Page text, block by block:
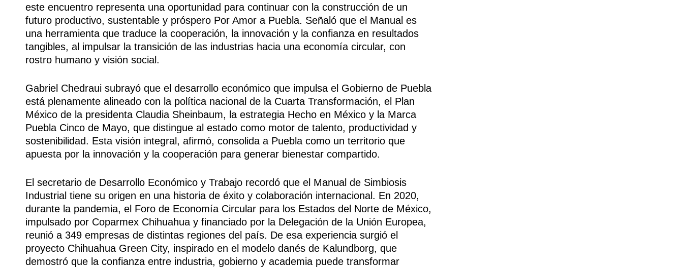
este encuentro representa una oportunidad para continuar con la construcción de un
futuro productivo, sustentable y próspero Por Amor a Puebla. Señaló que el Manual es
una herramienta que traduce la cooperación, la innovación y la confianza en resultados
tangibles, al impulsar la transición de las industrias hacia una economía circular, con
rostro humano y visión social.
Gabriel Chedraui subrayó que el desarrollo económico que impulsa el Gobierno de Puebla
está plenamente alineado con la política nacional de la Cuarta Transformación, el Plan
México de la presidenta Claudia Sheinbaum, la estrategia Hecho en México y la Marca
Puebla Cinco de Mayo, que distingue al estado como motor de talento, productividad y
sostenibilidad. Esta visión integral, afirmó, consolida a Puebla como un territorio que
apuesta por la innovación y la cooperación para generar bienestar compartido.
El secretario de Desarrollo Económico y Trabajo recordó que el Manual de Simbiosis
Industrial tiene su origen en una historia de éxito y colaboración internacional. En 2020,
durante la pandemia, el Foro de Economía Circular para los Estados del Norte de México,
impulsado por Coparmex Chihuahua y financiado por la Delegación de la Unión Europea,
reunió a 349 empresas de distintas regiones del país. De esa experiencia surgió el
proyecto Chihuahua Green City, inspirado en el modelo danés de Kalundborg, que
demostró que la confianza entre industria, gobierno y academia puede transformar